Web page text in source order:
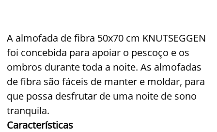
A almofada de fibra 50x70 cm KNUTSEGGEN
foi concebida para apoiar o pescoço e os
ombros durante toda a noite. As almofadas
de fibra são fáceis de manter e moldar, para
que possa desfrutar de uma noite de sono
tranquila.
Características